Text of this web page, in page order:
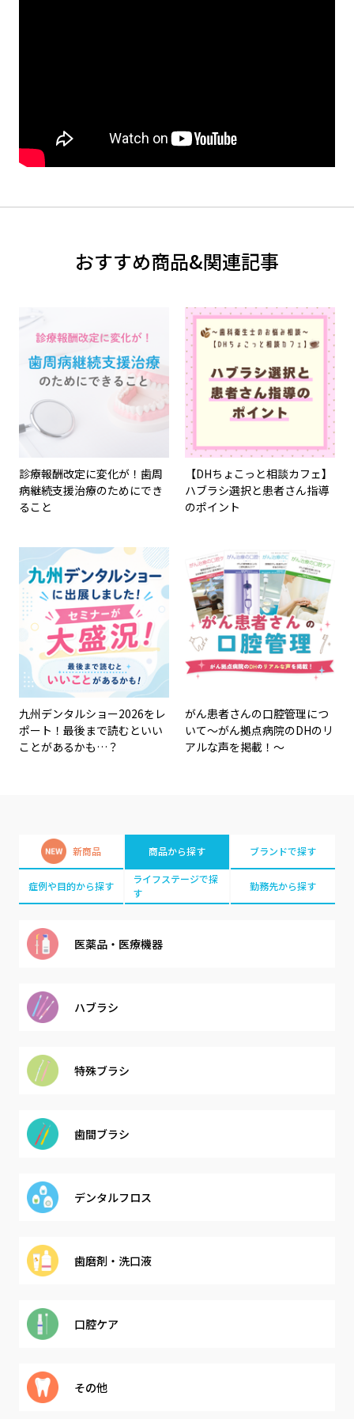
おすすめ商品&関連記事
診療報酬改定に変化が！歯周
病継続支援治療のためにでき
ること
【DHちょこっと相談カフェ】
ハブラシ選択と患者さん指導
のポイント
九州デンタルショー2026をレ
ポート！最後まで読むといい
ことがあるかも…？
がん患者さんの口腔管理につ
いて～がん拠点病院のDHのリ
アルな声を掲載！～
新商品 商品から探す ブランドで探す
症例や目的から探す
ライフステージで探
す
勤務先から探す
医薬品・ 医療機器
ハブラシ
特殊ブラシ
歯間ブラシ
デンタルフロス
歯磨剤・ 洗口液
口腔ケア
その他